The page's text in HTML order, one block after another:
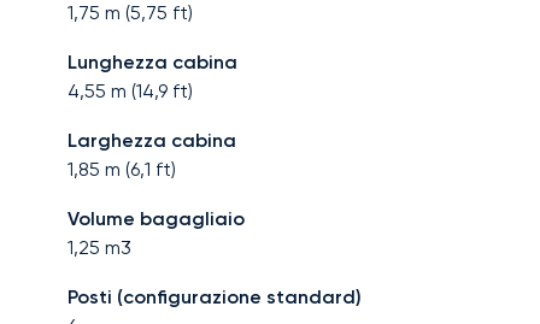
1,75 m (5,75 ft)
Lunghezza cabina
4,55 m (14,9 ft)
Larghezza cabina
1,85 m (6,1 ft)
Volume bagagliaio
1,25 m3
Posti (configurazione standard)